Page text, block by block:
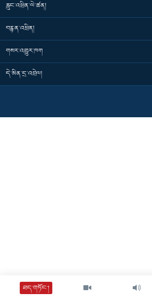
ཐད་གཏོང་།
རླུང་འཕྲིན་ལེ་ཚན།
བརྙན་འཕྲིན།
གསར་འགྱུར་ཁག
དེ་མིན་དྲ་འབྲེལ།